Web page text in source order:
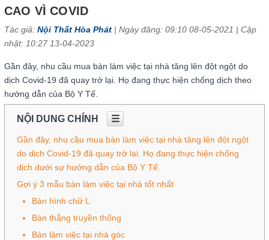
CAO VÌ COVID
Tác giả: Nội Thất Hòa Phát| Ngày đăng: 09:10 08-05-2021 | Cập
nhật: 10:27 13-04-2023
Gần đây, nhu cầu mua bàn làm việc tại nhà tăng lên đột ngột do
dịch Covid-19 đã quay trở lại. Họ đang thực hiện chống dịch theo
hướng dẫn của Bộ Y Tế.
NỘI DUNG CHÍNH ☰
Gần đây, nhu cầu mua bàn làm việc tại nhà tăng lên đột ngột
do dịch Covid-19 đã quay trở lại. Họ đang thực hiện chống
dịch dưới sự hướng dẫn của Bộ Y Tế.
Gợi ý 3 mẫu bàn làm việc tại nhà tốt nhất
Bàn hình chữ L
Bàn thẳng truyền thống
Bàn làm việc tại nhà góc